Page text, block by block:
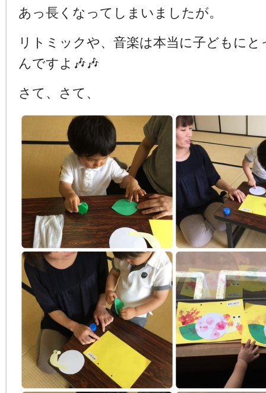
あっ長くなってしまいましたが。
リトミックや、音楽は本当に子どもに
んですよ🎶🎶
さて、さて、